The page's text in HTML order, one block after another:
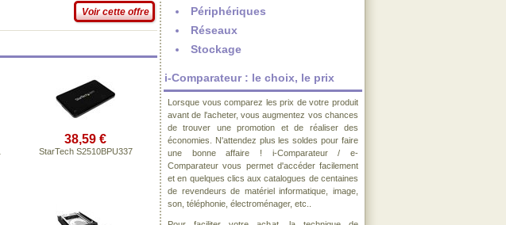
Voir cette offre
38,59 €
StarTech S2510BPU337
Périphériques
Réseaux
Stockage
i-Comparateur : le choix, le prix
Lorsque vous comparez les prix de votre produit
avant de l'acheter, vous augmentez vos chances
de trouver une promotion et de réaliser des
économies. N'attendez plus les soldes pour faire
une bonne affaire ! i-Comparateur / e-
Comparateur vous permet d'accéder facilement
et en quelques clics aux catalogues de centaines
de revendeurs de matériel informatique, image,
son, téléphonie, électroménager, etc..